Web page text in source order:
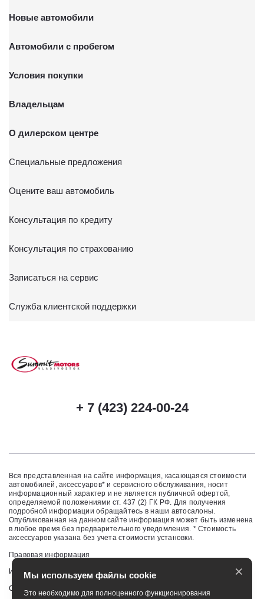
Новые автомобили
Автомобили с пробегом
Условия покупки
Владельцам
О дилерском центре
Специальные предложения
Оцените ваш автомобиль
Консультация по кредиту
Консультация по страхованию
Записаться на сервис
Служба клиентской поддержки
+ 7 (423) 224-00-24
Вся представленная на сайте информация, касающаяся стоимости
автомобилей, аксессуаров* и сервисного обслуживания, носит
информационный характер и не является публичной офертой,
определяемой положениями ст. 437 (2) ГК РФ. Для получения
подробной информации обращайтесь в наши автосалоны.
Опубликованная на данном сайте информация может быть изменена
в любое время без предварительного уведомления. * Стоимость
аксессуаров указана без учета стоимости установки.
Правовая информация
Изменить настройку cookies
Сбросить cookie
Мы используем файлы cookie
Это необходимо для полноценного функционирования
×